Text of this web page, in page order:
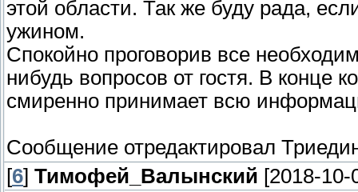
этой области. Так же буду рада,
ужином.
Спокойно проговорив все
нибудь вопросов от гостя. В конце
смиренно принимает всю
Сообщение отредактировал
[6] Тимофей_Валынский [2018-